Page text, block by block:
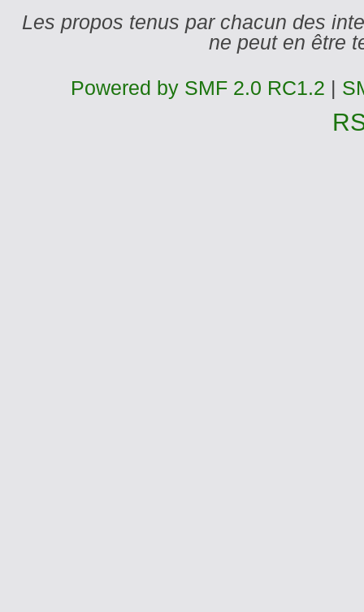
Les propos tenus par chacun des
ne peut en être
Powered by SMF 2.0 RC1.2 |